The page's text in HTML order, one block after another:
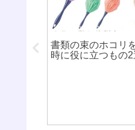
れらが
書類の束のホコリ
時に役に立つもの2